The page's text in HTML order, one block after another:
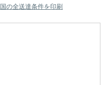
国の全送達条件を印刷